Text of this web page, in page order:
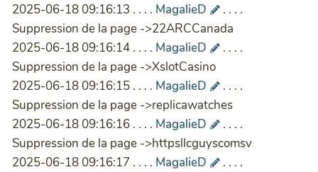
2025-06-18 09:16:13 . . . . MagalieD
. . . .
Suppression de la page ->22ARCCanada
2025-06-18 09:16:14 . . . . MagalieD
. . . .
Suppression de la page ->XslotCasino
2025-06-18 09:16:15 . . . . MagalieD
. . . .
Suppression de la page ->replicawatches
2025-06-18 09:16:16 . . . . MagalieD
. . . .
Suppression de la page ->httpsllcguyscomsv
2025-06-18 09:16:17 . . . . MagalieD
. . . .